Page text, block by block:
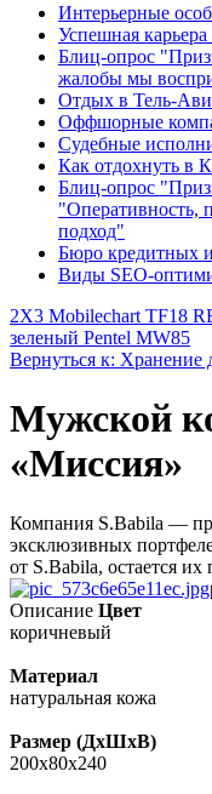
Интерьерные
Успешная
Блиц-опрос
жалобы мы
Отдых в Тель-
Оффшорные
Судебные
Как отдохнуть в
Блиц-опрос
"Оперативность,
подход"
Бюро кредитных
Виды SEO-
2X3 Mobilechart TF18
зеленый Pentel MW85
Вернуться к: Хранение
Мужской
«Миссия»
Компания S.Babila —
эксклюзивных
от S.Babila, остается
Описание Цвет
коричневый
Материал
натуральная кожа
Размер (ДxШxВ)
200х80х240